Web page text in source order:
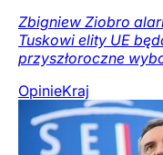
Zbigniew Ziobro
Tuskowi elity UE
przyszłoroczne
OpinieKraj